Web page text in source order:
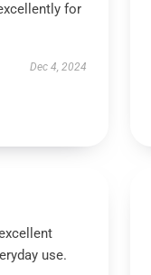
for
Dec 4, 2024
use.